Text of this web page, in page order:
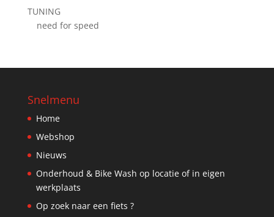
TUNING
need for speed
Snelmenu
Home
Webshop
Nieuws
Onderhoud & Bike Wash op locatie of in eigen
werkplaats
Op zoek naar een fiets ?